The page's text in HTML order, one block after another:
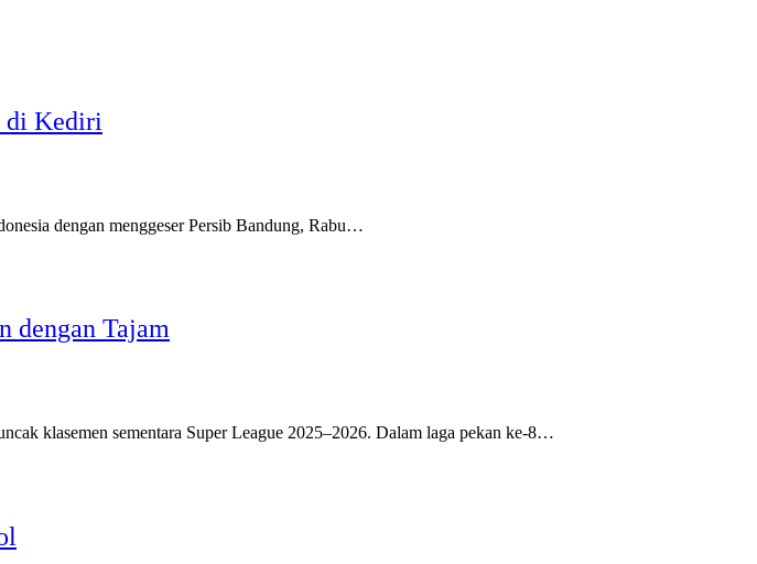
di Kediri
dengan menggeser Persib Bandung, Rabu…
dengan Tajam
klasemen sementara Super League 2025–2026. Dalam laga pekan ke-8…